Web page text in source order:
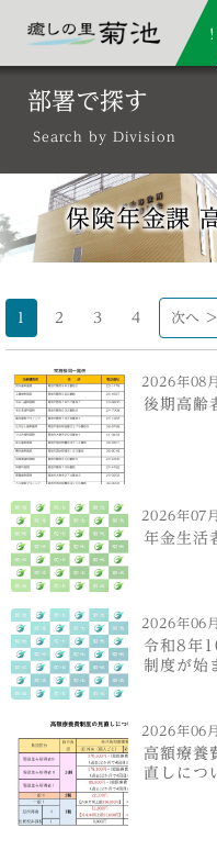
部署で探す
Search by Division
保険年金課
1 2 3 4 次へ >
2026年08
後期高齢
2026年07
年金生活
2026年06
令和8年
制度が始
2026年06
高額療養
直しにつ